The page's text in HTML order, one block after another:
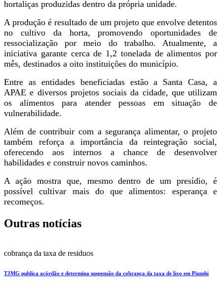
hortaliças produzidas dentro da própria unidade.
A produção é resultado de um projeto que envolve detentos
no cultivo da horta, promovendo oportunidades de
ressocialização por meio do trabalho. Atualmente, a
iniciativa garante cerca de 1,2 tonelada de alimentos por
mês, destinados a oito instituições do município.
Entre as entidades beneficiadas estão a Santa Casa, a
APAE e diversos projetos sociais da cidade, que utilizam
os alimentos para atender pessoas em situação de
vulnerabilidade.
Além de contribuir com a segurança alimentar, o projeto
também reforça a importância da reintegração social,
oferecendo aos internos a chance de desenvolver
habilidades e construir novos caminhos.
A ação mostra que, mesmo dentro de um presídio, é
possível cultivar mais do que alimentos: esperança e
recomeços.
Outras notícias
cobrança da taxa de residuos
TJMG publica acórdão e determina suspensão da cobrança da taxa de lixo em Piumhi